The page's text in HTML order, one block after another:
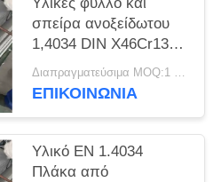
σπείρα ανοξείδωτου
1,4034 DIN X46Cr13
EN
Διαπραγματεύσιμα MOQ:1 τόνος
ΕΠΙΚΟΙΝΩΝΊΑ
Υλικό EN 1.4034
Πλάκα από